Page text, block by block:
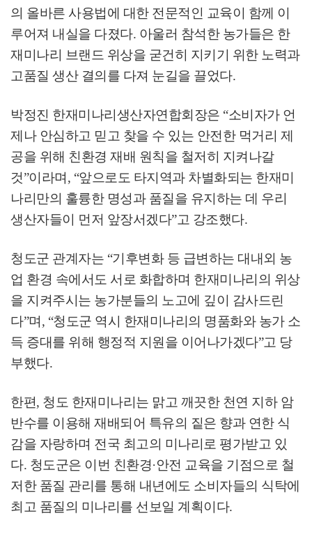
의 올바른 사용법에 대한 전문적인 교육이 함께 이
루어져 내실을 다졌다. 아울러 참석한 농가들은 한
재미나리 브랜드 위상을 굳건히 지키기 위한 노력과
고품질 생산 결의를 다져 눈길을 끌었다.
박정진 한재미나리생산자연합회장은 “소비자가 언
제나 안심하고 믿고 찾을 수 있는 안전한 먹거리 제
공을 위해 친환경 재배 원칙을 철저히 지켜나갈
것”이라며, “앞으로도 타지역과 차별화되는 한재미
나리만의 훌륭한 명성과 품질을 유지하는 데 우리
생산자들이 먼저 앞장서겠다”고 강조했다.
청도군 관계자는 “기후변화 등 급변하는 대내외 농
업 환경 속에서도 서로 화합하며 한재미나리의 위상
을 지켜주시는 농가분들의 노고에 깊이 감사드린
다”며, “청도군 역시 한재미나리의 명품화와 농가 소
득 증대를 위해 행정적 지원을 이어나가겠다”고 당
부했다.
한편, 청도 한재미나리는 맑고 깨끗한 천연 지하 암
반수를 이용해 재배되어 특유의 짙은 향과 연한 식
감을 자랑하며 전국 최고의 미나리로 평가받고 있
다. 청도군은 이번 친환경·안전 교육을 기점으로 철
저한 품질 관리를 통해 내년에도 소비자들의 식탁에
최고 품질의 미나리를 선보일 계획이다.